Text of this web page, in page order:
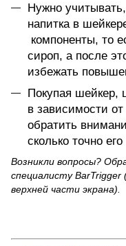
Нужно
напитка в
компоненты, то
сироп, а после
избежать
Покупая шейкер,
в зависимости
обратить
сколько точно
Возникли вопросы?
специалисту BarTrigger
верхней части экрана).